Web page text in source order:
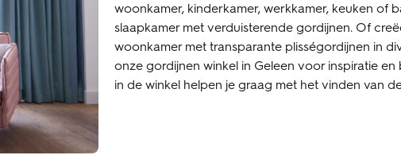
woonkamer, kinderkamer, werkkamer, keuken of
slaapkamer met verduisterende gordijnen. Of
woonkamer met transparante plisségordijnen in
onze gordijnen winkel in Geleen voor inspiratie
in de winkel helpen je graag met het vinden van